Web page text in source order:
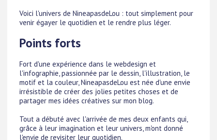
Voici l'univers de NineapasdeLou : tout simplement pour
venir égayer le quotidien et le rendre plus léger.
Points forts
Fort d'une expérience dans le webdesign et
l'infographie, passionnée par le dessin, l'illustration, le
motif et la couleur, NineapasdeLou est née d'une envie
irrésistible de créer des jolies petites choses et de
partager mes idées créatives sur mon blog.
Tout a débuté avec l'arrivée de mes deux enfants qui,
grâce à leur imagination et leur univers, m'ont donné
l'envie de revisiter leur quotidien.